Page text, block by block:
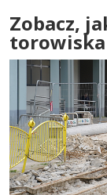
Zobacz,
torowiska